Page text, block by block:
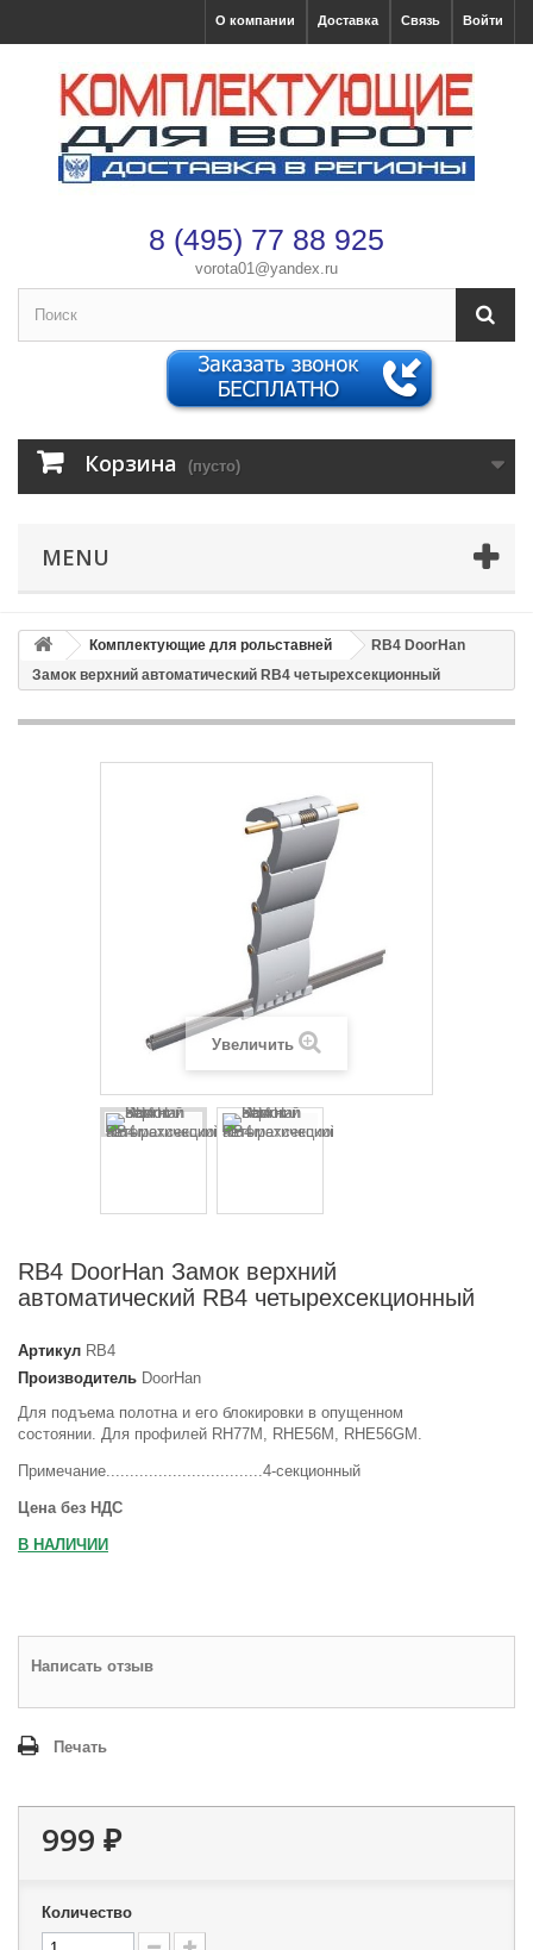
Войти
Связь
Доставка
О компании
8 (495) 77 88 925
vorota01@yandex.ru
Корзина (пусто)
MENU
Комплектующие для рольставней
RB4 DoorHan
Замок верхний автоматический RB4 четырехсекционный
Увеличить
RB4 DoorHan Замок верхний
автоматический RB4 четырехсекционный
Артикул RB4
Производитель DoorHan
Для подъема полотна и его блокировки в опущенном
состоянии. Для профилей RH77M, RHE56M, RHE56GM.
Примечание.................................4-секционный
Цена без НДС
В НАЛИЧИИ
Написать отзыв
Печать
999 ₽
Количество
Оформление заказа
Имя*
Способ доставки*